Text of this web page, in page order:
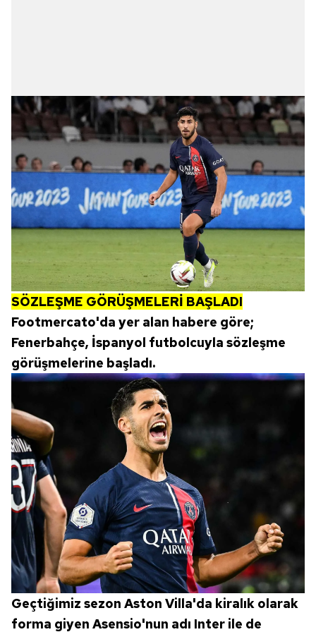
SÖZLEŞME GÖRÜŞMELERİ BAŞLADI
Footmercato'da yer alan habere göre;
Fenerbahçe, İspanyol futbolcuyla sözleşme
görüşmelerine başladı.
Geçtiğimiz sezon Aston Villa'da kiralık olarak
forma giyen Asensio'nun adı Inter ile de